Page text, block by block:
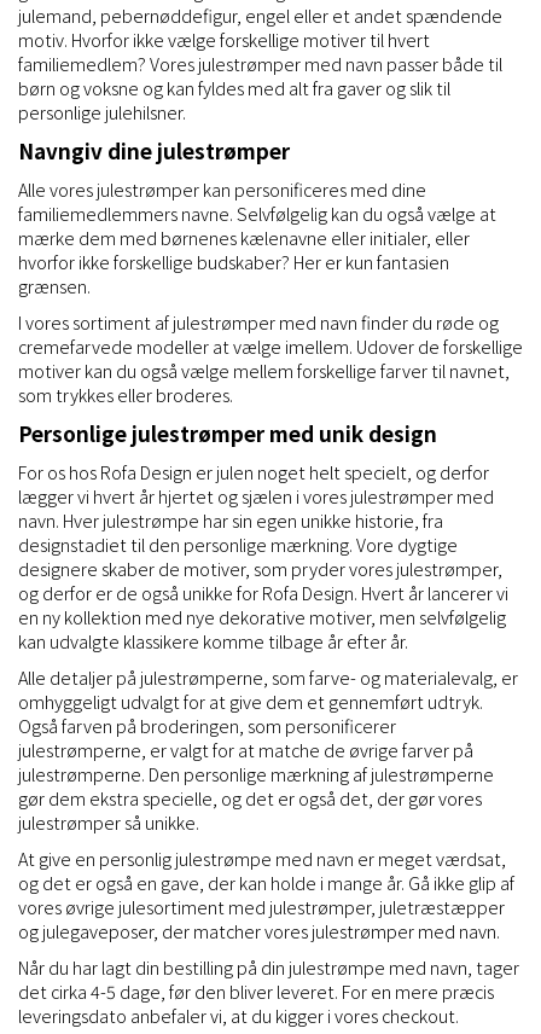
julemand, pebernøddefigur, engel eller et andet spændende
motiv. Hvorfor ikke vælge forskellige motiver til hvert
familiemedlem? Vores julestrømper med navn passer både til
børn og voksne og kan fyldes med alt fra gaver og slik til
personlige julehilsner.
Navngiv dine julestrømper
Alle vores julestrømper kan personificeres med dine
familiemedlemmers navne. Selvfølgelig kan du også vælge at
mærke dem med børnenes kælenavne eller initialer, eller
hvorfor ikke forskellige budskaber? Her er kun fantasien
grænsen.
I vores sortiment af julestrømper med navn finder du røde og
cremefarvede modeller at vælge imellem. Udover de forskellige
motiver kan du også vælge mellem forskellige farver til navnet,
som trykkes eller broderes.
Personlige julestrømper med unik design
For os hos Rofa Design er julen noget helt specielt, og derfor
lægger vi hvert år hjertet og sjælen i vores julestrømper med
navn. Hver julestrømpe har sin egen unikke historie, fra
designstadiet til den personlige mærkning. Vore dygtige
designere skaber de motiver, som pryder vores julestrømper,
og derfor er de også unikke for Rofa Design. Hvert år lancerer vi
en ny kollektion med nye dekorative motiver, men selvfølgelig
kan udvalgte klassikere komme tilbage år efter år.
Alle detaljer på julestrømperne, som farve- og materialevalg, er
omhyggeligt udvalgt for at give dem et gennemført udtryk.
Også farven på broderingen, som personificerer
julestrømperne, er valgt for at matche de øvrige farver på
julestrømperne. Den personlige mærkning af julestrømperne
gør dem ekstra specielle, og det er også det, der gør vores
julestrømper så unikke.
At give en personlig julestrømpe med navn er meget værdsat,
og det er også en gave, der kan holde i mange år. Gå ikke glip af
vores øvrige julesortimentmed julestrømper, juletræstæpper
og julegaveposer, der matcher vores julestrømper med navn.
Når du har lagt din bestilling på din julestrømpe med navn, tager
det cirka 4-5 dage, før den bliver leveret. For en mere præcis
leveringsdato anbefaler vi, at du kigger i vores checkout.